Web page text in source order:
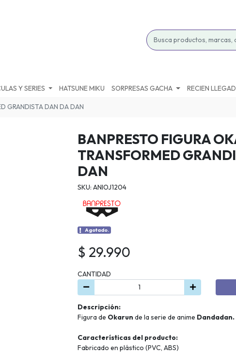
Y SERIES HATSUNE MIKU SORPRESAS GACHA RECIEN
GRANDISTA DAN DA DAN
BANPRESTO FIGURA
TRANSFORMED
DAN
SKU: ANIOJ1204
Agotado.
$ 29.990
CANTIDAD
Descripción:
Figura de Okarun de la serie de anime Dandadan.
Características del producto:
Fabricado en plástico (PVC, ABS)